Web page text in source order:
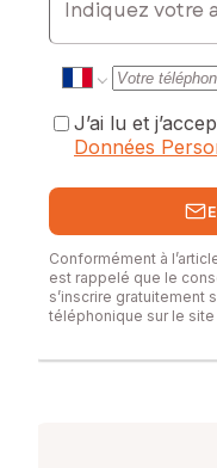
J’ai lu et
Données
Conformément à
est rappelé que le
s’inscrire gratuitement
téléphonique sur le site